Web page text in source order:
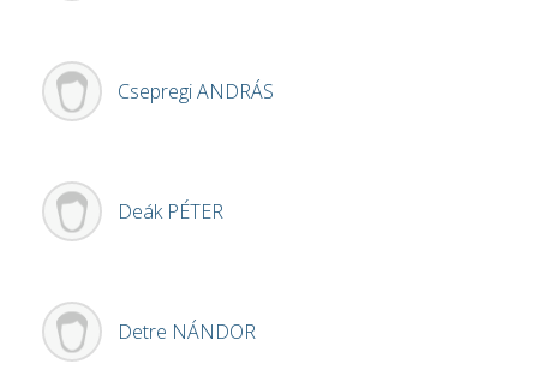
CsepregiANDRÁS
Deák PÉTER
Detre NÁNDOR